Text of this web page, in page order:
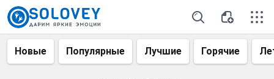
Новые Популярные Лучшие Горячие